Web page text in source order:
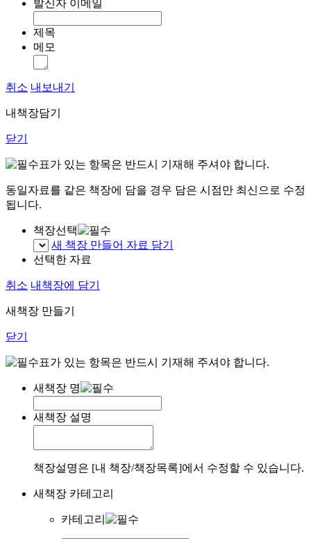
발신자 이메일
제목
메모
취소 내보내기
내책장담기
닫기
표가 있는 항목은 반드시 기재해 주셔야 합니다.
동일자료를 같은 책장에 담을 경우 담은 시점만 최신으로 수정
됩니다.
책장선택
새 책장 만들어 자료 담기
선택한 자료
취소 내책장에 담기
새책장 만들기
닫기
표가 있는 항목은 반드시 기재해 주셔야 합니다.
새책장 명
새책장 설명
책장설명은 [내 책장/책장목록]에서 수정할 수 있습니다.
새책장 카테고리
카테고리